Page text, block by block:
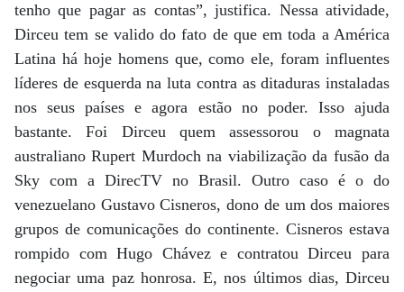
tenho que pagar as contas”, justifica. Nessa atividade,
Dirceu tem se valido do fato de que em toda a América
Latina há hoje homens que, como ele, foram influentes
líderes de esquerda na luta contra as ditaduras instaladas
nos seus países e agora estão no poder. Isso ajuda
bastante. Foi Dirceu quem assessorou o magnata
australiano Rupert Murdoch na viabilização da fusão da
Sky com a DirecTV no Brasil. Outro caso é o do
venezuelano Gustavo Cisneros, dono de um dos maiores
grupos de comunicações do continente. Cisneros estava
rompido com Hugo Chávez e contratou Dirceu para
negociar uma paz honrosa. E, nos últimos dias, Dirceu